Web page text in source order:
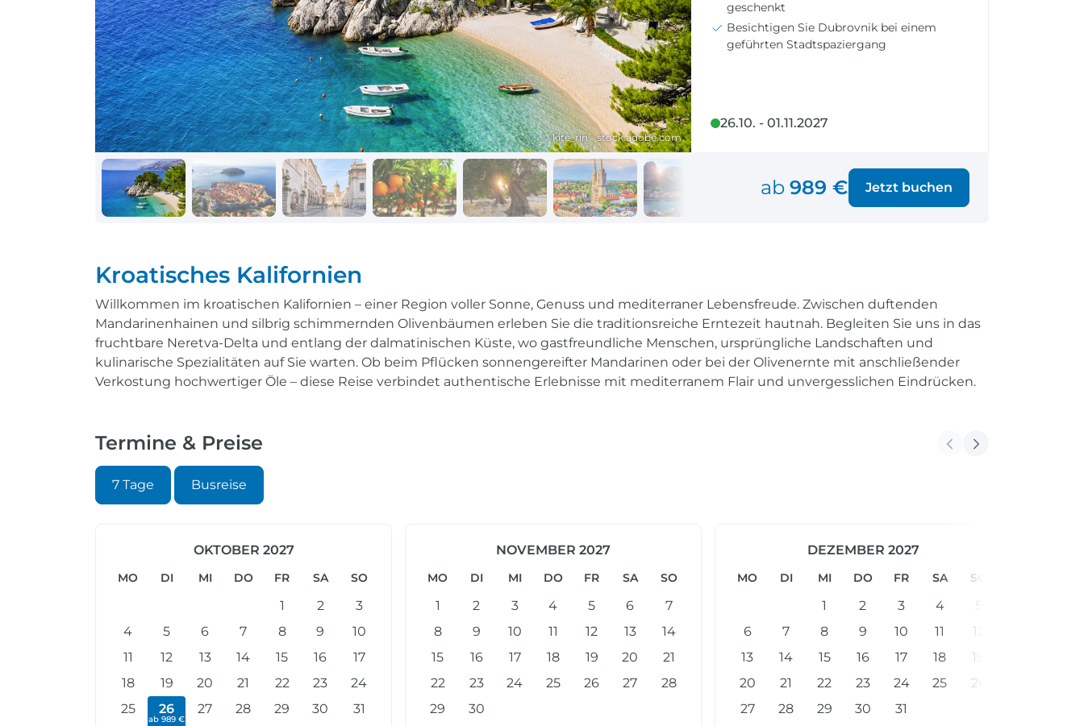
Frankreich Kroatien
Reisen mit
Durchführungsgarantie
Letzte Plätze sichern
Reisekalender
Ihr perfekt geplantes Jahr
Abfahrtsstellen
Alles auf einen Blick
Alle Reiseziele
Reisen mit
Durchführungsgarantie
Letzte Plätze sichern
Reisekalender
Ihr perfekt geplantes Jahr
Ihr Weg zum Flughafen
Flughafentransfer & Parken Alles Wichtige
Landausflüge buchen
© kite_rin - stock.adobe.com
geschenkt
Besichtigen Sie Dubrovnik bei einem
geführten Stadtspaziergang
26.10. - 01.11.2027
ab 989 € Jetzt buchen
Kroatisches Kalifornien
Willkommen im kroatischen Kalifornien – einer Region voller Sonne, Genuss und mediterraner Lebensfreude. Zwischen duftenden
Mandarinenhainen und silbrig schimmernden Olivenbäumen erleben Sie die traditionsreiche Erntezeit hautnah. Begleiten Sie uns in das
fruchtbare Neretva-Delta und entlang der dalmatinischen Küste, wo gastfreundliche Menschen, ursprüngliche Landschaften und
kulinarische Spezialitäten auf Sie warten. Ob beim Pflücken sonnengereifter Mandarinen oder bei der Olivenernte mit anschließender
Verkostung hochwertiger Öle – diese Reise verbindet authentische Erlebnisse mit mediterranem Flair und unvergesslichen Eindrücken.
Termine & Preise
7 Tage Busreise
OKTOBER 2027
MO DI MI DO FR SA SO
1 2
3
4
5 6 7 8 9
10
11
12 13 14 15 16
17
18
19 20 21 22 23
24
25
26
ab 989 €
27 28 29 30 31
NOVEMBER 2027
MO DI MI DO FR SA SO
1 2 3 4 5 6
7
8
9 10 11 12 13
14
15
16 17 18 19 20
21
22
23 24 25 26 27
28
29
30
DEZEMBER 2027
MO DI MI DO FR SA SO
1 2 3 4
6
7 8 9 10 11
12
13
14 15 16 17 18
19
20
21 22 23 24 25
26
27
28 29 30 31